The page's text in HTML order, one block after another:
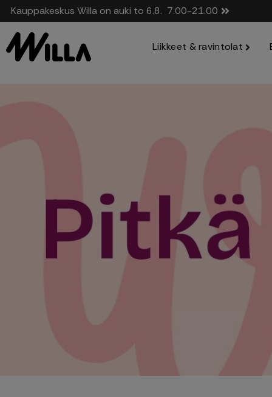
Kauppakeskus Willa on auki to 6.8. 7.00-21.00
Liikkeet & ravintolat